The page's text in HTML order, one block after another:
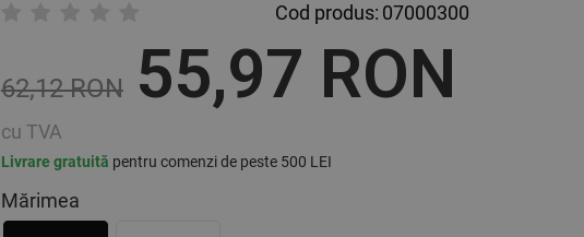
Cod produs: 07000300
62,12 RON 55,97 RON
cu TVA
Livrare gratuită pentru comenzi de peste 500 LEI
Mărimea